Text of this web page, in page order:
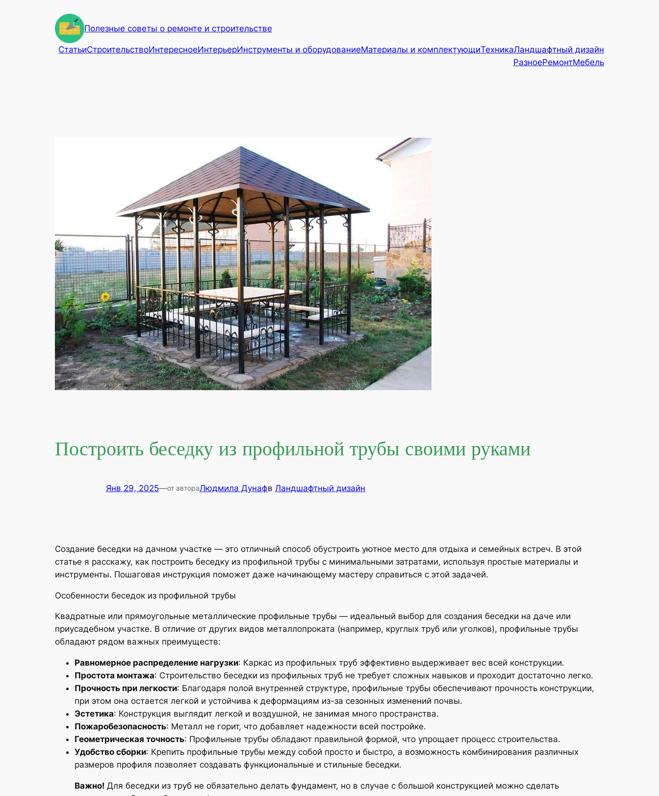
содержимому
Полезные советы о ремонте и строительстве
СтатьиСтроительствоИнтересноеИнтерьерИнструменты и оборудованиеМатериалы и комплектующиТехникаЛандшафтный дизайн
РазноеРемонтМебель
Построить беседку из профильной трубы своими руками
Янв 29, 2025—от автораЛюдмила Дунафв Ландшафтный дизайн
Создание беседки на дачном участке — это отличный способ обустроить уютное место для отдыха и семейных встреч. В этой
статье я расскажу, как построить беседку из профильной трубы с минимальными затратами, используя простые материалы и
инструменты. Пошаговая инструкция поможет даже начинающему мастеру справиться с этой задачей.
Особенности беседок из профильной трубы
Квадратные или прямоугольные металлические профильные трубы — идеальный выбор для создания беседки на даче или
приусадебном участке. В отличие от других видов металлопроката (например, круглых труб или уголков), профильные трубы
обладают рядом важных преимуществ:
Равномерное распределение нагрузки: Каркас из профильных труб эффективно выдерживает вес всей конструкции.
Простота монтажа: Строительство беседки из профильных труб не требует сложных навыков и проходит достаточно легко.
Прочность при легкости: Благодаря полой внутренней структуре, профильные трубы обеспечивают прочность конструкции,
при этом она остается легкой и устойчива к деформациям из-за сезонных изменений почвы.
Эстетика: Конструкция выглядит легкой и воздушной, не занимая много пространства.
Пожаробезопасность: Металл не горит, что добавляет надежности всей постройке.
Геометрическая точность: Профильные трубы обладают правильной формой, что упрощает процесс строительства.
Удобство сборки: Крепить профильные трубы между собой просто и быстро, а возможность комбинирования различных
размеров профиля позволяет создавать функциональные и стильные беседки.
Важно! Для беседки из труб не обязательно делать фундамент, но в случае с большой конструкцией можно сделать